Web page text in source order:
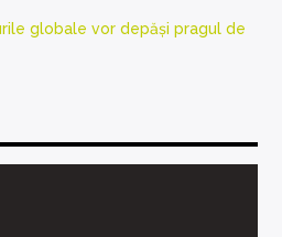
globale vor depăși pragul de